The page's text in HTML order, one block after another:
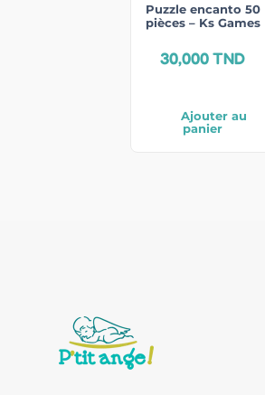
Puzzle encanto 50
pièces – Ks Games
30,000TND
Ajouter au
panier